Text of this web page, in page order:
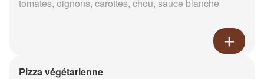
tomates, oignons, carottes, chou, sauce blanche
Pizza végétarienne